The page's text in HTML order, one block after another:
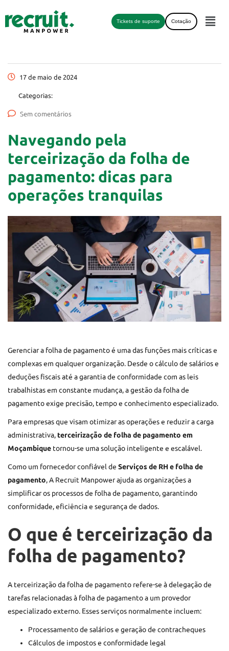
Tickets de suporte Cotação
17 de maio de 2024
Categorias:
Sem comentários
Navegando pela
terceirização da folha de
pagamento: dicas para
operações tranquilas
Gerenciar a folha de pagamento é uma das funções mais críticas e
complexas em qualquer organização. Desde o cálculo de salários e
deduções fiscais até a garantia de conformidade com as leis
trabalhistas em constante mudança, a gestão da folha de
pagamento exige precisão, tempo e conhecimento especializado.
Para empresas que visam otimizar as operações e reduzir a carga
administrativa, terceirização de folha de pagamento em
Moçambique tornou-se uma solução inteligente e escalável.
Como um fornecedor confiável de Serviços de RH e folha de
pagamento, A Recruit Manpower ajuda as organizações a
simplificar os processos de folha de pagamento, garantindo
conformidade, eficiência e segurança de dados.
O que é terceirização da
folha de pagamento?
A terceirização da folha de pagamento refere-se à delegação de
tarefas relacionadas à folha de pagamento a um provedor
especializado externo. Esses serviços normalmente incluem:
Processamento de salários e geração de contracheques
Cálculos de impostos e conformidade legal